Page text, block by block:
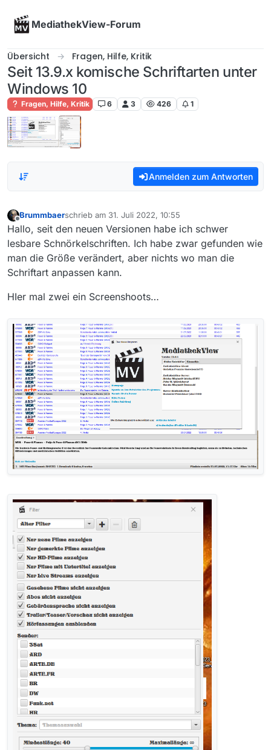
MediathekView-Forum
Übersicht Fragen, Hilfe, Kritik
Seit 13.9.x komische Schriftarten unter
Windows 10
Fragen, Hilfe, Kritik 6 3 426 1
Anmelden zum Antworten
Offline
Brummbaerschrieb am 31. Juli 2022, 10:55
zuletzt editiert von
Hallo, seit den neuen Versionen habe ich schwer
lesbare Schnörkelschriften. Ich habe zwar gefunden wie
man die Größe verändert, aber nichts wo man die
Schriftart anpassen kann.
HIer mal zwei ein Screenshoots…